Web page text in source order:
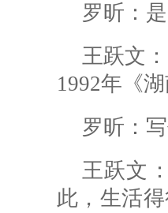
罗昕：
王跃文
1992年《
罗昕：
王跃文
此，生活